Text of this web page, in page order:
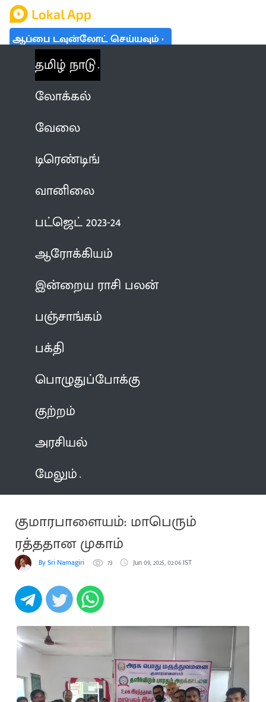
ஆப்பை டவுன்லோட் செய்யவும்
தமிழ் நாடு
லோக்கல்
வேலை
டிரெண்டிங்
வானிலை
பட்ஜெட் 2023-24
ஆரோக்கியம்
இன்றைய ராசி பலன்
பஞ்சாங்கம்
பக்தி
பொழுதுப்போக்கு
குற்றம்
அரசியல்
மேலும்
குமாரபாளையம்: மாபெரும்
ரத்ததான முகாம்
By Sri Namagiri 73 Jun 09, 2025, 02:06 IST